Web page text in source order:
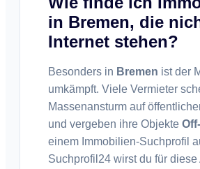
in Bremen, die
Internet stehen?
Besonders in Bremen ist der
umkämpft. Viele Vermieter
Massenansturm auf
und vergeben ihre Objekte
einem Immobilien-Suchprofil
Suchprofil24 wirst du für diese